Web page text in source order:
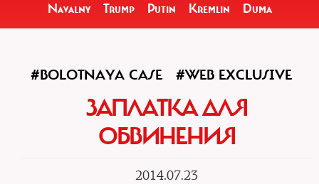
Navalny
Trump Putin Kremlin Duma
#BOLOTNAYA CASE #WEB EXCLUSIVE
ЗАПЛАТКА ДЛЯ
ОБВИНЕНИЯ
2014.07.23